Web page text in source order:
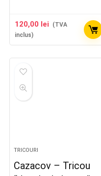
120,00 lei
(TVA
inclus)
TRICOURI
Cazacov – Tricou